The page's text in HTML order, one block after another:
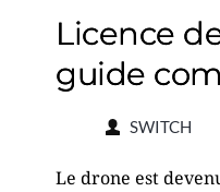
Licence
guide
SWITCH
Le drone est